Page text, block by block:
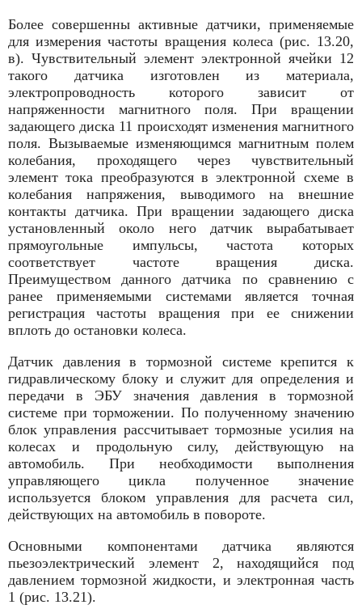
Более совершенны активные датчики, применяемые
для измерения частоты вращения колеса (рис. 13.20,
в). Чувствительный элемент электронной ячейки 12
такого датчика изготовлен из материала,
электропроводность которого зависит от
напряженности магнитного поля. При вращении
задающего диска 11 происходят изменения магнитного
поля. Вызываемые изменяющимся магнитным полем
колебания, проходящего через чувствительный
элемент тока преобразуются в электронной схеме в
колебания напряжения, выводимого на внешние
контакты датчика. При вращении задающего диска
установленный около него датчик вырабатывает
прямоугольные импульсы, частота которых
соответствует частоте вращения диска.
Преимуществом данного датчика по сравнению с
ранее применяемыми системами является точная
регистрация частоты вращения при ее снижении
вплоть до остановки колеса.
Датчик давления в тормозной системе крепится к
гидравлическому блоку и служит для определения и
передачи в ЭБУ значения давления в тормозной
системе при торможении. По полученному значению
блок управления рассчитывает тормозные усилия на
колесах и продольную силу, действующую на
автомобиль. При необходимости выполнения
управляющего цикла полученное значение
используется блоком управления для расчета сил,
действующих на автомобиль в повороте.
Основными компонентами датчика являются
пьезоэлектрический элемент 2, находящийся под
давлением тормозной жидкости, и электронная часть
1 (рис. 13.21).